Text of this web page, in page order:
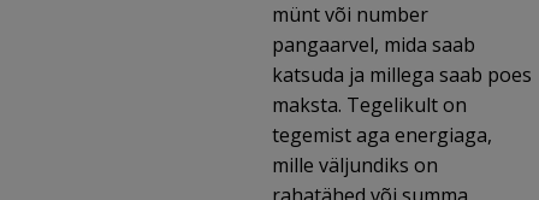
münt või number
pangaarvel, mida saab
katsuda ja millega saab poes
maksta. Tegelikult on
tegemist aga energiaga,
mille väljundiks on